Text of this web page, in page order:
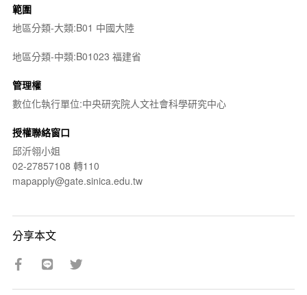
範圍
地區分類-大類:B01 中國大陸
地區分類-中類:B01023 福建省
管理權
數位化執行單位:中央研究院人文社會科學研究中心
授權聯絡窗口
邱沂翎小姐
02-27857108 轉110
mapapply@gate.sinica.edu.tw
分享本文